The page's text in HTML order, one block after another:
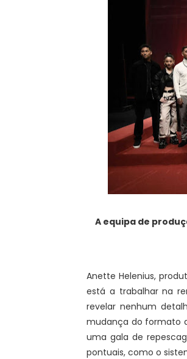
A equipa de
Anette Helenius,
está a trabalhar na
revelar nenhum
mudança do formato
uma gala de
pontuais, como o